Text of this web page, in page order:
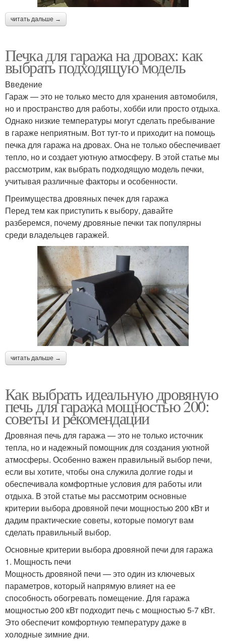
читать дальше →
Печка для гаража на дровах: как
выбрать подходящую модель
Введение
Гараж — это не только место для хранения автомобиля,
но и пространство для работы, хобби или просто отдыха.
Однако низкие температуры могут сделать пребывание
в гараже неприятным. Вот тут-то и приходит на помощь
печка для гаража на дровах. Она не только обеспечивает
тепло, но и создает уютную атмосферу. В этой статье мы
рассмотрим, как выбрать подходящую модель печки,
учитывая различные факторы и особенности.
Преимущества дровяных печек для гаража
Перед тем как приступить к выбору, давайте
разберемся, почему дровяные печки так популярны
среди владельцев гаражей.
читать дальше →
Как выбрать идеальную дровяную
печь для гаража мощностью 200:
советы и рекомендации
Дровяная печь для гаража — это не только источник
тепла, но и надежный помощник для создания уютной
атмосферы. Особенно важен правильный выбор печи,
если вы хотите, чтобы она служила долгие годы и
обеспечивала комфортные условия для работы или
отдыха. В этой статье мы рассмотрим основные
критерии выбора дровяной печи мощностью 200 кВт и
дадим практические советы, которые помогут вам
сделать правильный выбор.
Основные критерии выбора дровяной печи для гаража
1. Мощность печи
Мощность дровяной печи — это один из ключевых
параметров, который напрямую влияет на ее
способность обогревать помещение. Для гаража
мощностью 200 кВт подходит печь с мощностью 5-7 кВт.
Это обеспечит комфортную температуру даже в
холодные зимние дни.